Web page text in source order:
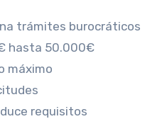
trámites burocráticos
hasta 50.000€
máximo
requisitos